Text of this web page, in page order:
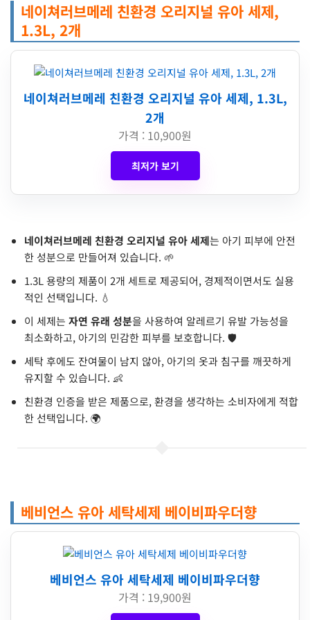
네이쳐러브메레 친환경 오리지널 유아 세제,
1.3L, 2개
네이쳐러브메레 친환경 오리지널 유아 세제, 1.3L,
2개
가격 : 10,900원
최저가 보기
네이쳐러브메레 친환경 오리지널 유아 세제는 아기 피부에 안전
한 성분으로 만들어져 있습니다. 🌱
1.3L 용량의 제품이 2개 세트로 제공되어, 경제적이면서도 실용
적인 선택입니다. 💧
이 세제는 자연 유래 성분을 사용하여 알레르기 유발 가능성을
최소화하고, 아기의 민감한 피부를 보호합니다. 🛡️
세탁 후에도 잔여물이 남지 않아, 아기의 옷과 침구를 깨끗하게
유지할 수 있습니다. 👶
친환경 인증을 받은 제품으로, 환경을 생각하는 소비자에게 적합
한 선택입니다. 🌍
베비언스 유아 세탁세제 베이비파우더향
베비언스 유아 세탁세제 베이비파우더향
가격 : 19,900원